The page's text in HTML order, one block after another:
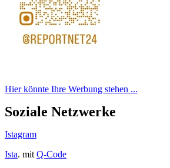
Hier könnte Ihre Werbung stehen ...
Soziale Netzwerke
Istagram
Ista. mit Q-Code